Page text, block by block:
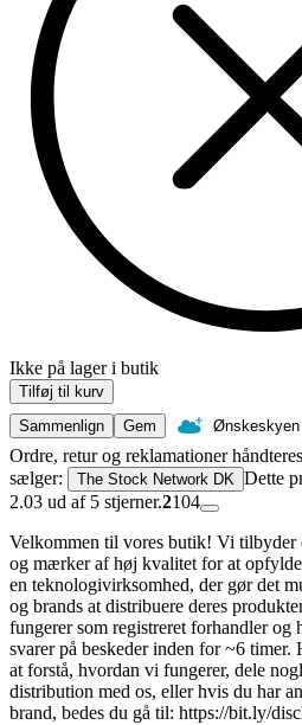
Ikke på lager i butik
Tilføj til kurv
Sammenlign
Gem Ønskeskyen
Ordre, retur og reklamationer
sælger:
The Stock Network DK Dette
2.03 ud af 5 stjerner.2104
Velkommen til vores butik! Vi tilbyder
og mærker af høj kvalitet for at
en teknologivirksomhed, der gør det
og brands at distribuere deres
fungerer som registreret forhandler og
svarer på beskeder inden for ~6 timer.
at forstå, hvordan vi fungerer, dele
distribution med os, eller hvis du har
brand, bedes du gå til: https://bit.ly/